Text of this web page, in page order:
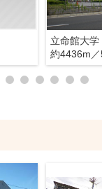
約4436m